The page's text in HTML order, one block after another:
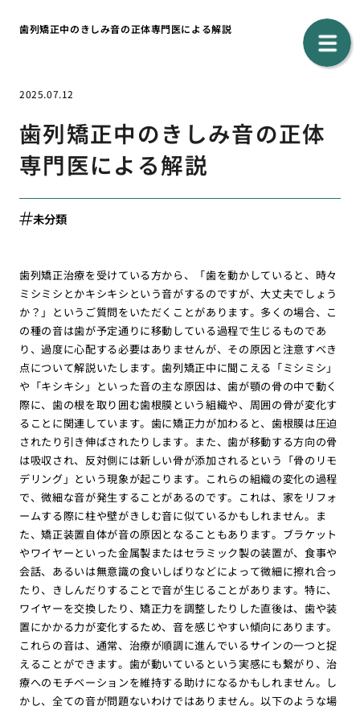
歯列矯正中のきしみ音の正体専門医による解説
2025.07.12
歯列矯正中のきしみ音の正体
専門医による解説
未分類
歯列矯正治療を受けている方から、「歯を動かしていると、時々
ミシミシとかキシキシという音がするのですが、大丈夫でしょう
か？」というご質問をいただくことがあります。多くの場合、こ
の種の音は歯が予定通りに移動している過程で生じるものであ
り、過度に心配する必要はありませんが、その原因と注意すべき
点について解説いたします。歯列矯正中に聞こえる「ミシミシ」
や「キシキシ」といった音の主な原因は、歯が顎の骨の中で動く
際に、歯の根を取り囲む歯根膜という組織や、周囲の骨が変化す
ることに関連しています。歯に矯正力が加わると、歯根膜は圧迫
されたり引き伸ばされたりします。また、歯が移動する方向の骨
は吸収され、反対側には新しい骨が添加されるという「骨のリモ
デリング」という現象が起こります。これらの組織の変化の過程
で、微細な音が発生することがあるのです。これは、家をリフォ
ームする際に柱や壁がきしむ音に似ているかもしれません。ま
た、矯正装置自体が音の原因となることもあります。ブラケット
やワイヤーといった金属製またはセラミック製の装置が、食事や
会話、あるいは無意識の食いしばりなどによって微細に擦れ合っ
たり、きしんだりすることで音が生じることがあります。特に、
ワイヤーを交換したり、矯正力を調整したりした直後は、歯や装
置にかかる力が変化するため、音を感じやすい傾向にあります。
これらの音は、通常、治療が順調に進んでいるサインの一つと捉
えることができます。歯が動いているという実感にも繋がり、治
療へのモチベーションを維持する助けになるかもしれません。し
かし、全ての音が問題ないわけではありません。以下のような場